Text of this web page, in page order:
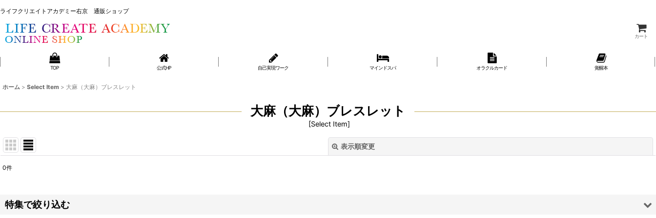
ライフクリエイトアカデミー右京 通販ショップ
カート
TOP 公式HP 自己実現ワーク マインドスパ オラクルカード 覚醒本
ホーム > Select Item > 大麻（大麻）ブレスレット
大麻（大麻）ブレスレット
[Select Item]
表示順変更
並び順:
0件
特集で絞り込む